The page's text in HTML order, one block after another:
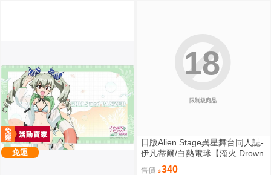
免運
限制級商品
18
日版Alien Stage異星舞台同人誌-
伊凡蒂爾/白熱電球【淹火 Drown
ed Flame】
售價 340